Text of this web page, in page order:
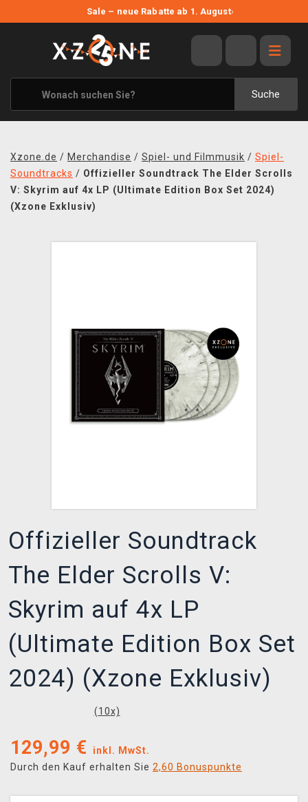
Sale – neue Rabatte ab 1. August›
Suche
ANGEBOTE
ALLE MARKEN
XZONE ORIGINALS
KLEIDUNG & ACCESSOIRES
BÜCHER & COMICS
BRETT- UND KARTENSPIELE
Xzone.de / Merchandise / Spiel- und Filmmusik / Spiel-
Soundtracks / Offizieller Soundtrack The Elder Scrolls
V: Skyrim auf 4x LP (Ultimate Edition Box Set 2024)
(Xzone Exklusiv)
Offizieller Soundtrack
The Elder Scrolls V:
Skyrim auf 4x LP
(Ultimate Edition Box Set
2024) (Xzone Exklusiv)
(10x)
129,99 €
inkl. MwSt.
Durch den Kauf erhalten Sie 2,60 Bonuspunkte